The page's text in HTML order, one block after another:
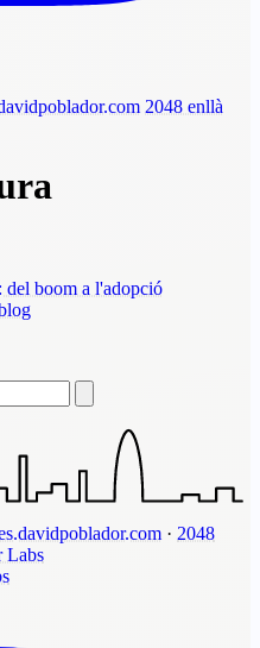
2048 enllà
boom a l'adopció
· 2048
Labs